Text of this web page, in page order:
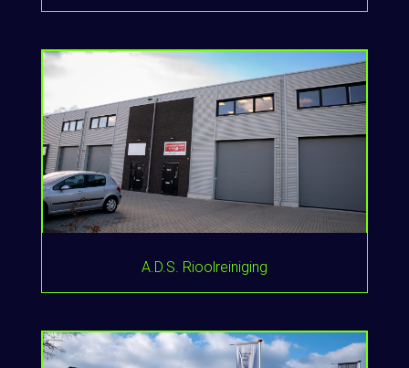
A.D.S. Rioolreiniging